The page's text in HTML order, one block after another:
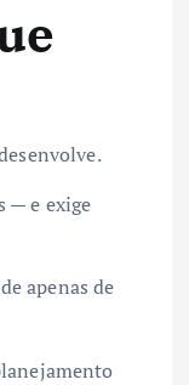
— e exige
apenas de